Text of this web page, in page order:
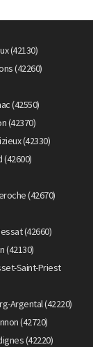
(42130)
(42260)
(42550)
(42370)
(42330)
(42600)
(42670)
(42660)
(42130)
Saint-Priest
Argental (42220)
(42720)
(42220)